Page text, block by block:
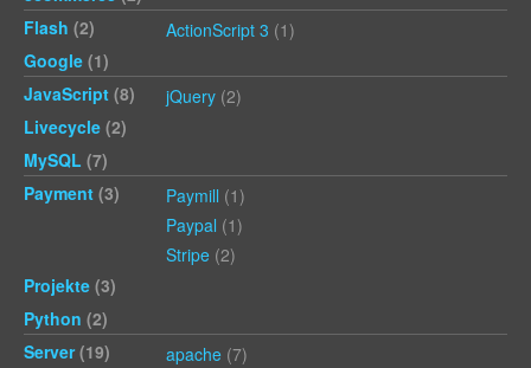
Flash (2) ActionScript 3 (1)
Google (1)
JavaScript (8) jQuery (2)
Livecycle (2)
MySQL (7)
Payment (3) Paymill (1)
Paypal (1)
Stripe (2)
Projekte (3)
Python (2)
Server(19) apache (7)